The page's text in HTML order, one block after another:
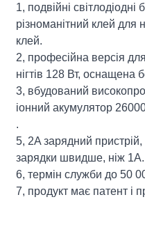
1, подвійні світлодіодні
різноманітний клей для
клей.
2, професійна версія
нігтів 128 Вт, оснащена
3, вбудований
іонний акумулятор
.
5, 2A зарядний пристрій,
зарядки швидше, ніж 1А.
6, термін служби до 50
7, продукт має патент і